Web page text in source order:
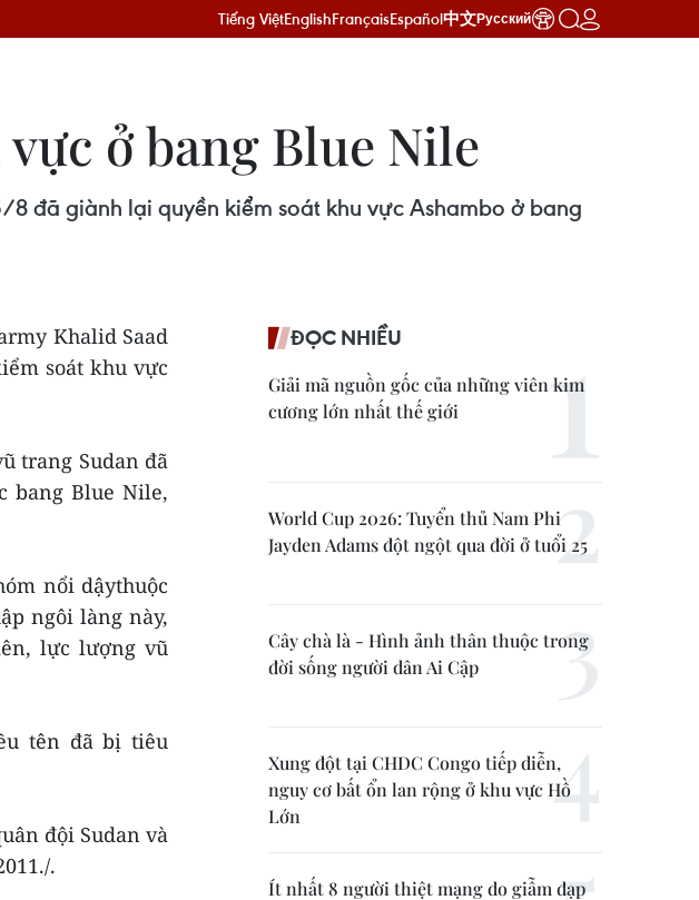
Tiếng ViệtEnglishFrançaisEspañol中文Русский
ở bang Blue Nile
đã giành lại quyền kiểm soát khu vực Ashambo ở bang
Khalid Saad
soát khu vực
trang Sudan đã
bang Blue Nile,
nổi dậythuộc
ngôi làng này,
lực lượng vũ
tên đã bị tiêu
đội Sudan và
.
ĐỌC NHIỀU
Giải mã nguồn gốc của những viên kim
cương lớn nhất thế giới
World Cup 2026: Tuyển thủ Nam Phi
Jayden Adams đột ngột qua đời ở tuổi 25
Cây chà là - Hình ảnh thân thuộc trong
đời sống người dân Ai Cập
Xung đột tại CHDC Congo tiếp diễn,
nguy cơ bất ổn lan rộng ở khu vực Hồ
Lớn
Ít nhất 8 người thiệt mạng do giẫm đạp